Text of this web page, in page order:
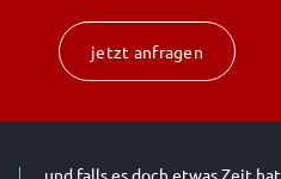
jetzt anfragen
und falls es doch etwas Zeit hat